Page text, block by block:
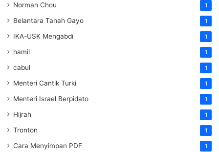
Norman Chou 1
Belantara Tanah Gayo 1
IKA-USK Mengabdi 1
hamil 1
cabul 1
Menteri Cantik Turki 1
Menteri Israel Berpidato 1
Hijrah 1
Tronton 1
Cara Menyimpan PDF 1